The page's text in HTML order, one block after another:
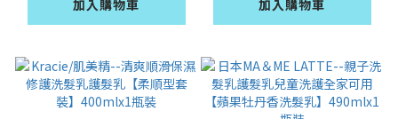
加入購物車
加入購物車